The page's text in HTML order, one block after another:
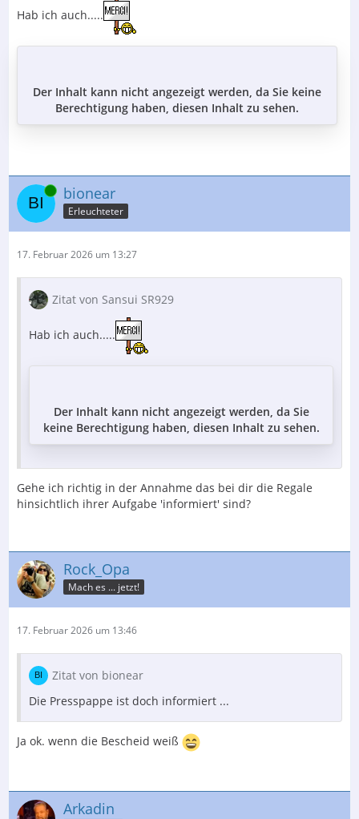
Hab ich auch.....
Der Inhalt kann nicht angezeigt werden, da Sie keine
Berechtigung haben, diesen Inhalt zu sehen.
Online bionear
Erleuchteter
17. Februar 2026 um 13:27
Zitat von Sansui SR929
Hab ich auch.....
Der Inhalt kann nicht angezeigt werden, da Sie
keine Berechtigung haben, diesen Inhalt zu sehen.
Gehe ich richtig in der Annahme das bei dir die Regale
hinsichtlich ihrer Aufgabe 'informiert' sind?
Rock_Opa
Mach es ... jetzt!
17. Februar 2026 um 13:46
Zitat von bionear
Die Presspappe ist doch informiert ...
Ja ok. wenn die Bescheid weiß
Arkadin